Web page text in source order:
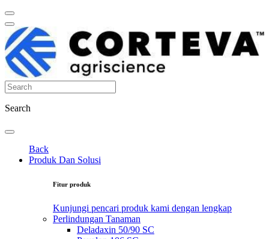
Search
Back
Produk Dan Solusi
Fitur produk
Kunjungi pencari produk kami dengan lengkap
Perlindungan Tanaman
Deladaxin 50/90 SC